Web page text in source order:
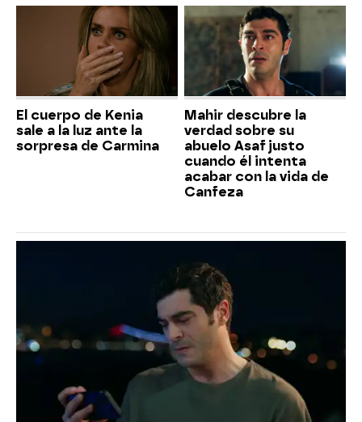
El cuerpo de Kenia
sale a la luz ante la
sorpresa de Carmina
Mahir descubre la
verdad sobre su
abuelo Asaf justo
cuando él intenta
acabar con la vida de
Canfeza